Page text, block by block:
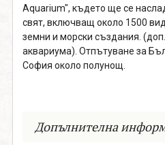
Aquarium", където ще се
свят, включващ около 1500
земни и морски създания.
аквариума). Отпътуване за
София около полунощ.
Допълнителна